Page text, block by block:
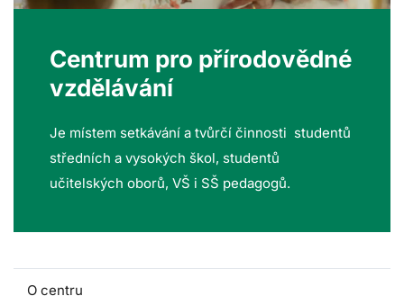
Centrum pro přírodovědné
vzdělávání
Je místem setkávání a tvůrčí činnosti studentů
středních a vysokých škol, studentů
učitelských oborů, VŠ i SŠ pedagogů.
O centru